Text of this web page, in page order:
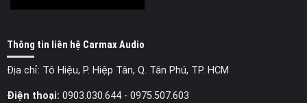
Thông tin liên hệ Carmax Audio
Địa chỉ: Tô Hiệu, P. Hiệp Tân, Q. Tân Phú, TP. HCM
Điện thoại: 0903.030.644- 0975.507.603